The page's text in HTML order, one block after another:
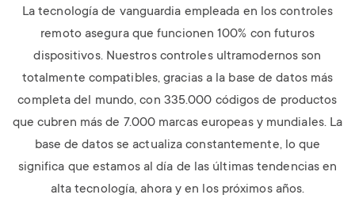
La tecnología de vanguardia empleada en los controles
remoto asegura que funcionen 100% con futuros
dispositivos. Nuestros controles ultramodernos son
totalmente compatibles, gracias a la base de datos más
completa del mundo, con 335.000 códigos de productos
que cubren más de 7.000 marcas europeas y mundiales. La
base de datos se actualiza constantemente, lo que
significa que estamos al día de las últimas tendencias en
alta tecnología, ahora y en los próximos años.